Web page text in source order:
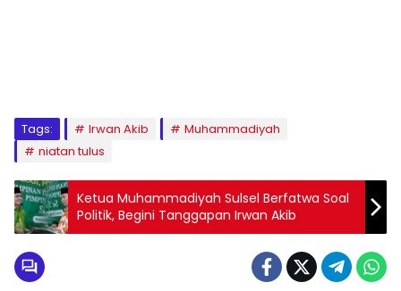
Tags: Irwan Akib
Muhammadiyah
niatan tulus
Ketua Muhammadiyah Sulsel Berfatwa Soal
Politik, Begini Tanggapan Irwan Akib